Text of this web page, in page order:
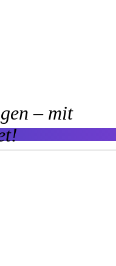
– mit